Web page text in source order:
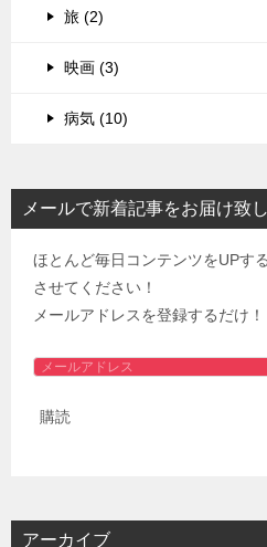
旅 (2)
映画 (3)
病気 (10)
メールで新着記事をお届け致
ほとんど毎日コンテンツをUPす
させてください！
メールアドレスを登録するだけ！
メ
ル
ス
購読
アーカイブ